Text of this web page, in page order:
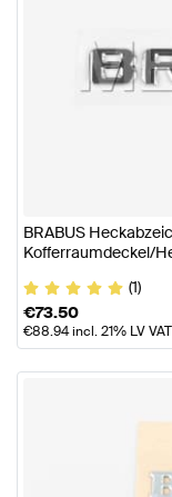
BRABUS
Kofferraumdeckel/
(1)
€73.50
€88.94incl. 21% LV VAT